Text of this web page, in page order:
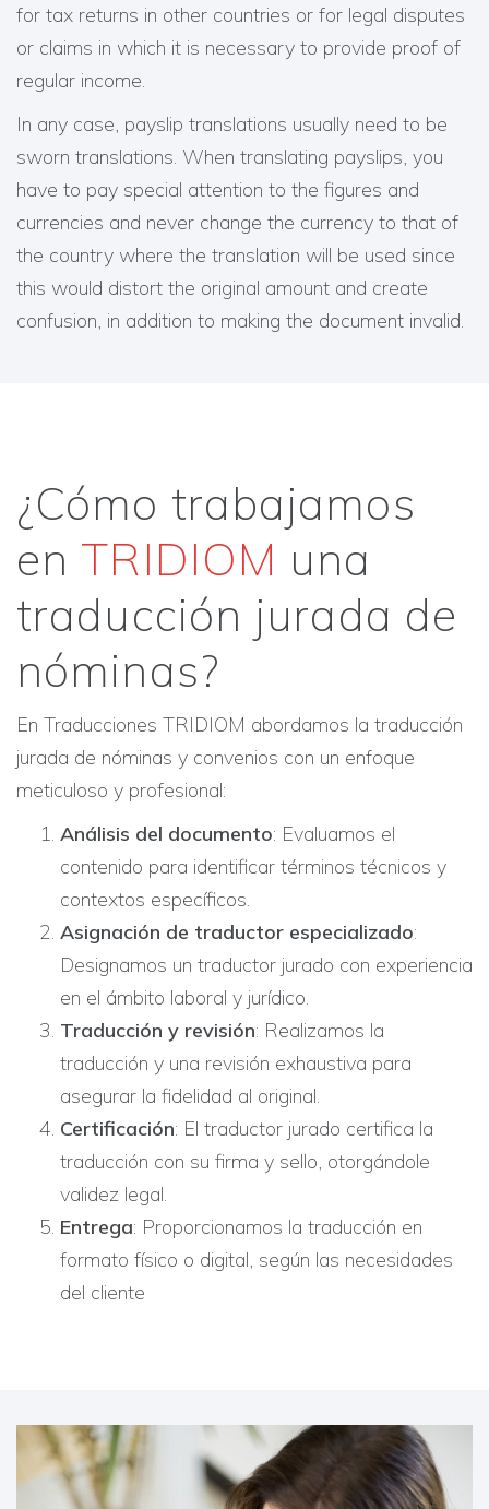
for tax returns in other countries or for legal disputes
or claims in which it is necessary to provide proof of
regular income.
In any case, payslip translations usually need to be
sworn translations. When translating payslips, you
have to pay special attention to the figures and
currencies and never change the currency to that of
the country where the translation will be used since
this would distort the original amount and create
confusion, in addition to making the document invalid.
¿Cómo trabajamos
en TRIDIOM una
traducción jurada de
nóminas?
En Traducciones TRIDIOM abordamos la traducción
jurada de nóminas y convenios con un enfoque
meticuloso y profesional:​
Análisis del documento: Evaluamos el
contenido para identificar términos técnicos y
contextos específicos.
Asignación de traductor especializado:
Designamos un traductor jurado con experiencia
en el ámbito laboral y jurídico.
Traducción y revisión: Realizamos la
traducción y una revisión exhaustiva para
asegurar la fidelidad al original.
Certificación: El traductor jurado certifica la
traducción con su firma y sello, otorgándole
validez legal.
Entrega: Proporcionamos la traducción en
formato físico o digital, según las necesidades
del cliente